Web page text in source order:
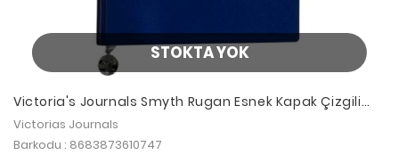
STOKTA YOK
Victoria's Journals Smyth Rugan Esnek Kapak Çizgili
Defter 14.8x21 cm Mavi
Victorias Journals
Barkodu : 8683873610747